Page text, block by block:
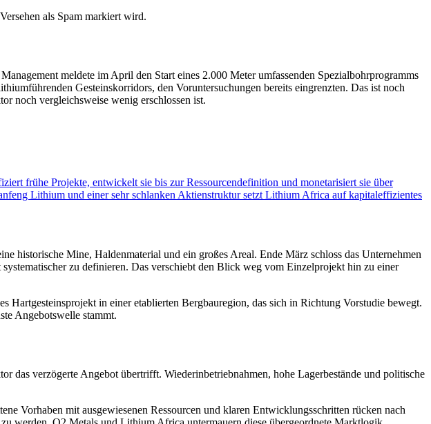
als Spam markiert wird.
meldete im April den Start eines 2.000 Meter umfassenden Spezialbohrprogramms
Gesteinskorridors, den Voruntersuchungen bereits eingrenzten. Das ist noch
noch vergleichsweise wenig erschlossen ist.
frühe Projekte, entwickelt sie bis zur Ressourcendefinition und monetarisiert sie über
Lithium und einer sehr schlanken Aktienstruktur setzt Lithium Africa auf kapitaleffizientes
Mine, Haldenmaterial und ein großes Areal. Ende März schloss das Unternehmen
zu definieren. Das verschiebt den Blick weg vom Einzelprojekt hin zu einer
in einer etablierten Bergbauregion, das sich in Richtung Vorstudie bewegt.
Angebotswelle stammt.
verzögerte Angebot übertrifft. Wiederinbetriebnahmen, hohe Lagerbestände und politische
Vorhaben mit ausgewiesenen Ressourcen und klaren Entwicklungsschritten rücken nach